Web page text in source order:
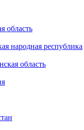
область
народная республика
область